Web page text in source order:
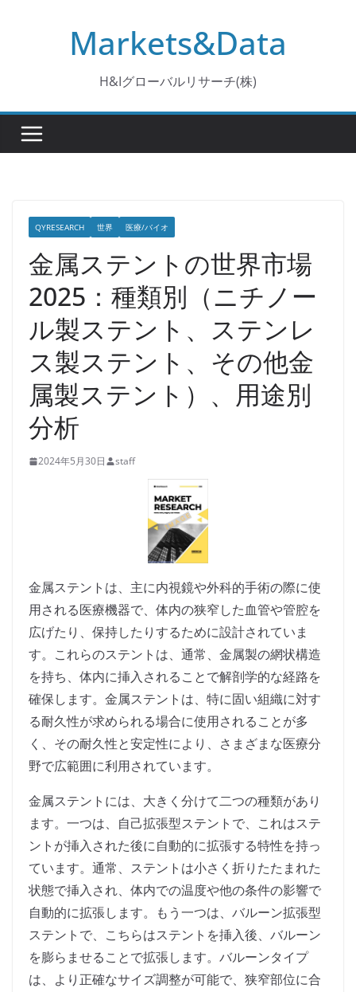
Markets&Data
H&Iグローバルリサーチ(株)
QYRESEARCH 世界 医療/バイオ
金属ステントの世界市場
2025：種類別（ニチノー
ル製ステント、ステンレ
ス製ステント、その他金
属製ステント）、用途別
分析
2024年5月30日 staff
金属ステントは、主に内視鏡や外科的手術の際に使
用される医療機器で、体内の狭窄した血管や管腔を
広げたり、保持したりするために設計されていま
す。これらのステントは、通常、金属製の網状構造
を持ち、体内に挿入されることで解剖学的な経路を
確保します。金属ステントは、特に固い組織に対す
る耐久性が求められる場合に使用されることが多
く、その耐久性と安定性により、さまざまな医療分
野で広範囲に利用されています。
金属ステントには、大きく分けて二つの種類があり
ます。一つは、自己拡張型ステントで、これはステ
ントが挿入された後に自動的に拡張する特性を持っ
ています。通常、ステントは小さく折りたたまれた
状態で挿入され、体内での温度や他の条件の影響で
自動的に拡張します。もう一つは、バルーン拡張型
ステントで、こちらはステントを挿入後、バルーン
を膨らませることで拡張します。バルーンタイプ
は、より正確なサイズ調整が可能で、狭窄部位に合